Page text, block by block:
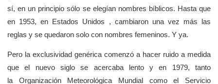
sí, en un principio sólo se elegían nombres bíblicos. Hasta que
en 1953, en Estados Unidos , cambiaron una vez más las
reglas y se quedaron solo con nombres femeninos. Y ya.
Pero la exclusividad genérica comenzó a hacer ruido a medida
que el nuevo siglo se acercaba lento y en 1979, tanto
la Organización Meteorológica Mundial como el Servicio